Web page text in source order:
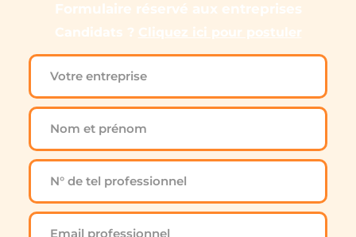
Formulaire réservé aux entreprises
Candidats ? Cliquez ici pour postuler